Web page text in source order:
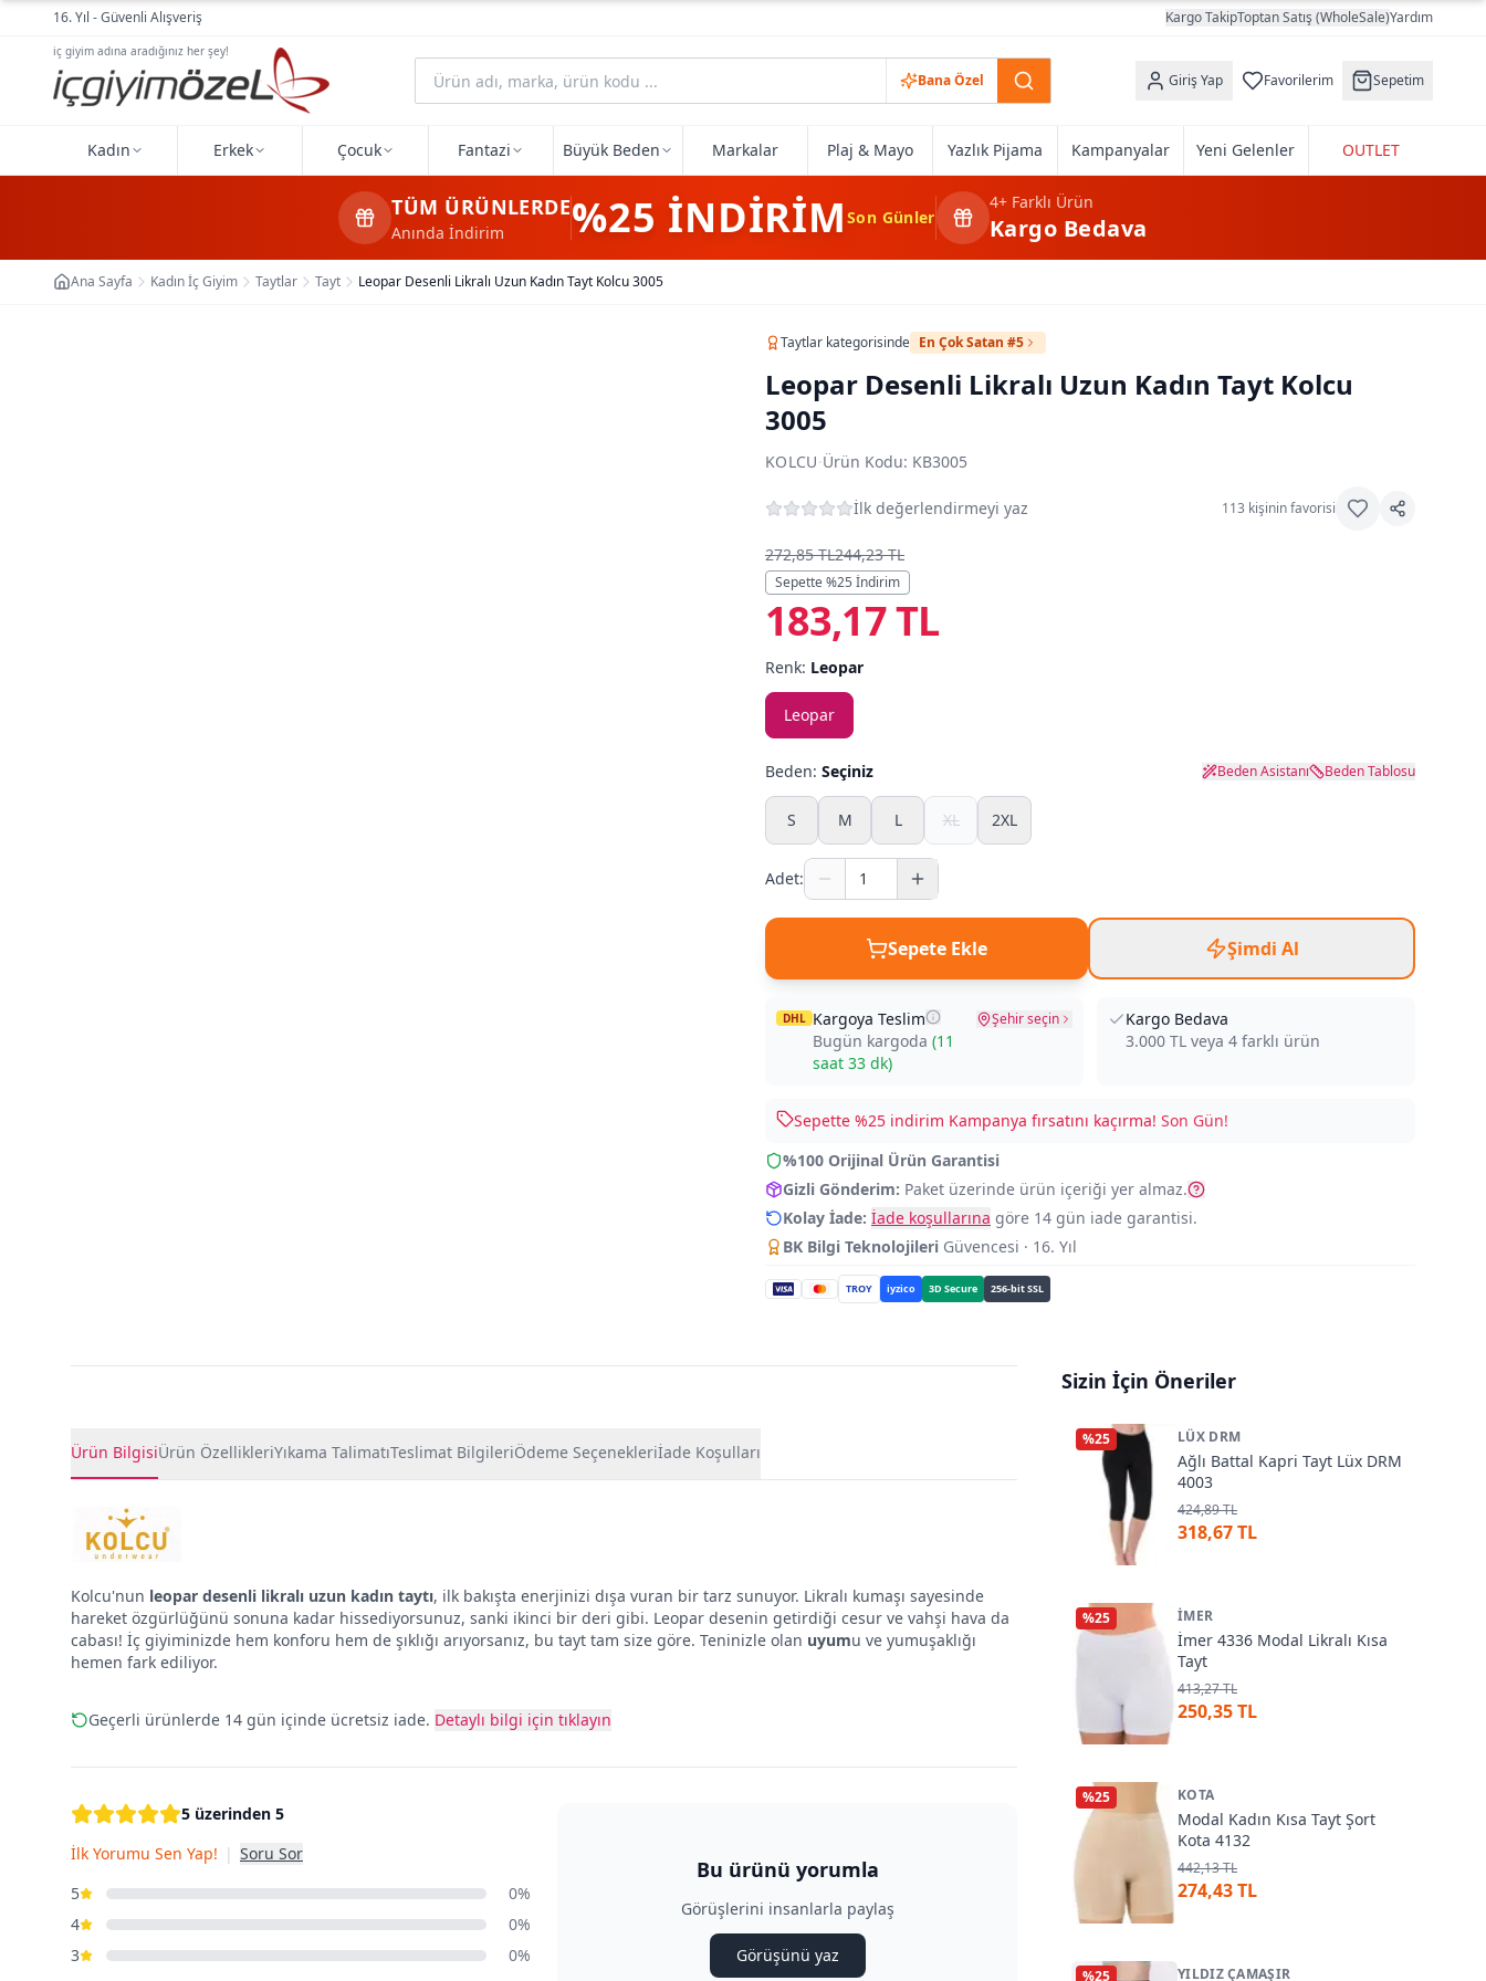
Ana içeriğe geç16. Yıl - Güvenli Alışveriş Kargo TakipToptan Satış (WholeSale)Yardım
iç giyim adına aradığınız her şey!
Bana Özel Giriş Yap Favorilerim Sepetim
Kadın Erkek Çocuk Fantazi Büyük Beden Markalar Plaj & Mayo Yazlık Pijama Kampanyalar Yeni Gelenler OUTLET
TÜM ÜRÜNLERDE
Anında İndirim %25 İNDİRİMSon Günler
4+Farklı Ürün
Kargo Bedava
Ana Sayfa Kadın İç Giyim Taytlar Tayt Leopar Desenli Likralı Uzun Kadın Tayt Kolcu 3005
Taytlar kategorisinde En Çok Satan #5
Leopar Desenli Likralı Uzun Kadın Tayt Kolcu
3005
KOLCU·Ürün Kodu: KB3005
İlk değerlendirmeyi yaz 113 kişinin favorisi
272,85 TL244,23 TL
Sepette %25 İndirim
183,17 TL
Renk: Leopar
Leopar
Beden: Seçiniz Beden Asistanı Beden Tablosu
S M L XL 2XL
Adet:
Sepete Ekle Şimdi Al
DHL Kargoya Teslim
Bugün kargoda (11
saat 33 dk)
Şehir seçin
Kargo Bedava
3.000 TL veya 4 farklı ürün
Sepette %25 indirim Kampanya fırsatını kaçırma! Son Gün!
%100 Orijinal Ürün Garantisi
Gizli Gönderim: Paket üzerinde ürün içeriği yer almaz.
Kolay İade: İade koşullarına göre 14 gün iade garantisi.
BK Bilgi Teknolojileri Güvencesi · 16. Yıl
TROY iyzico 3D Secure 256-bit SSL
Ürün BilgisiÜrün ÖzellikleriYıkama TalimatıTeslimat BilgileriÖdeme Seçenekleriİade Koşulları
Kolcu'nun leopar desenli likralı uzun kadın taytı, ilk bakışta enerjinizi dışa vuran bir tarz sunuyor. Likralı kumaşı sayesinde
hareket özgürlüğünü sonuna kadar hissediyorsunuz, sanki ikinci bir deri gibi. Leopar desenin getirdiği cesur ve vahşi hava da
cabası! İç giyiminizde hem konforu hem de şıklığı arıyorsanız, bu tayt tam size göre. Teninizle olan uyumu ve yumuşaklığı
hemen fark ediliyor.
Geçerli ürünlerde 14 gün içinde ücretsiz iade. Detaylı bilgi için tıklayın
5 üzerinden 5
İlk Yorumu Sen Yap! | Soru Sor
5
0%
4
0%
3
0%
Bu ürünü yorumla
Görüşlerini insanlarla paylaş
Görüşünü yaz
Sizin İçin Öneriler
%25 LÜX DRM
Ağlı Battal Kapri Tayt Lüx DRM
4003
424,89 TL
318,67 TL
%25 İMER
İmer 4336 Modal Likralı Kısa
Tayt
413,27 TL
250,35 TL
%25 KOTA
Modal Kadın Kısa Tayt Şort
Kota 4132
442,13 TL
274,43 TL
%25 YILDIZ ÇAMAŞIR